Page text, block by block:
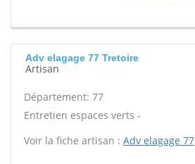
Adv elagage 77 Tretoire
Artisan
Département: 77
Entretien espaces verts -
Voir la fiche artisan : Adv elagage 77